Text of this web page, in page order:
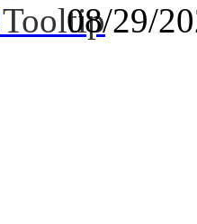
08/29/